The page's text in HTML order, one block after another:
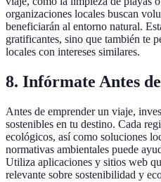
organizaciones locales buscan
beneficiarán al entorno natural.
gratificantes, sino que también te
locales con intereses similares.
8. Infórmate Antes
Antes de emprender un viaje,
sostenibles en tu destino. Cada
ecológicos, así como soluciones
normativas ambientales puede
Utiliza aplicaciones y sitios web
relevante sobre sostenibilidad y